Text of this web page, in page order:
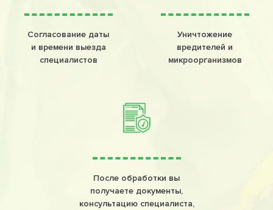
Согласование даты
и времени выезда
специалистов
Уничтожение
вредителей и
микроорганизмов
После обработки вы
получаете документы,
консультацию специалиста,